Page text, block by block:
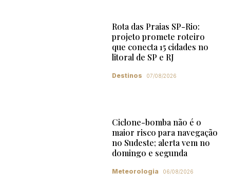
Rota das Praias SP-Rio:
projeto promete roteiro
que conecta 15 cidades no
litoral de SP e RJ
Destinos 07/08/2026
Ciclone-bomba não é o
maior risco para navegação
no Sudeste; alerta vem no
domingo e segunda
Meteorologia 06/08/2026